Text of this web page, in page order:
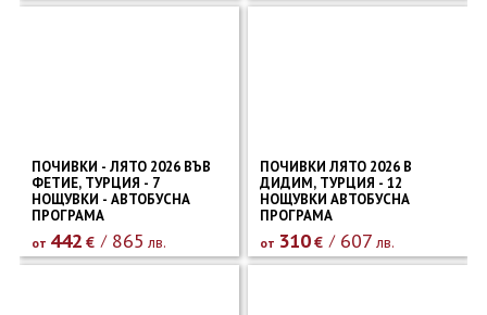
ПОЧИВКИ - ЛЯТО 2026 ВЪВ
ФЕТИЕ, ТУРЦИЯ - 7
НОЩУВКИ - АВТОБУСНА
ПРОГРАМА
от 442 € 865 лв.
ПОЧИВКИ ЛЯТО 2026 В
ДИДИМ, ТУРЦИЯ - 12
НОЩУВКИ АВТОБУСНА
ПРОГРАМА
от 310€ 607 лв.